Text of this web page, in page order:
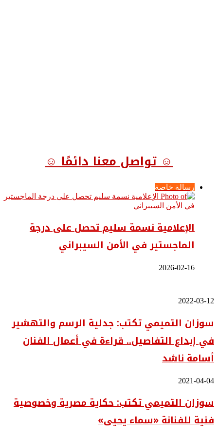
☺ تواصل معنا دائمًا ☺
رسالة خاصة
الإعلامية نسمة سليم تحصل على درجة
الماجستير في الأمن السيبراني
2026-02-16
سوزان
تكتب:
جدلية
الرسم
والتهشير
في
قراءة
أعمال
أسامة
2022-03-12
سوزان التميمي تكتب: جدلية الرسم والتهشير
في إبداع التفاصيل.. قراءة في أعمال الفنان
أسامة ناشد
سوزان
تكتب:
حكاية
مصرية
وخصوصية
2021-04-04
سوزان التميمي تكتب: حكاية مصرية وخصوصية
فنية للفنانة «سماء يحيى»